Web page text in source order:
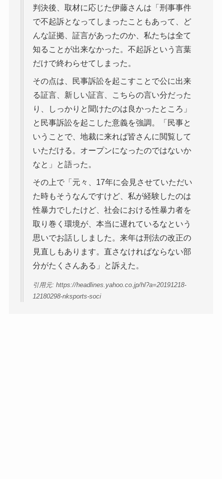
判決後、取材に応じた伊藤さんは「刑事事件
で不起訴となってしまったこともあって、ど
んな証拠、証言があったのか、私たちは全て
知ることが出来なかった。不起訴という言葉
だけで終わらせてしまった。
その点は、民事訴訟を起こすことで公に出来
る証言、新しい証言、こちらの言い分だった
り、しっかりと聞けたのは良かったところ」
と民事訴訟を起こした意義を強調。「民事と
いうことで、地裁に来れば皆さんに閲覧して
いただける。オープンになったのではないか
なと」と語った。
その上で「元々、17年に会見させていただい
た時もそうなんですけど、私が経験したのは
性暴力でしたけど、社会における性暴力者を
取り巻く環境が、本当に遅れているなという
思いでお話ししました。来年は刑法の改正の
見直しもあります。直さなければならない部
分がたくさんある」と訴えた。
引用元: https://headlines.yahoo.co.jp/hl?a=20191218-
12180298-nksports-soci